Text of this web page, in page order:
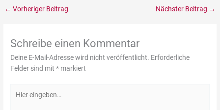
← Vorheriger Beitrag Nächster Beitrag →
Schreibe einen Kommentar
Deine E-Mail-Adresse wird nicht veröffentlicht. Erforderliche
Felder sind mit* markiert
eingeben…